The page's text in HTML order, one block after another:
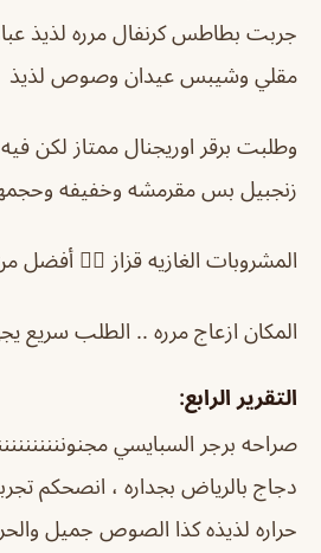
جربت بطاطس كرنفال مرره لذيذ
مقلي وشيبس عيدان وصوص لذيذ
وطلبت برقر اوريجنال ممتاز لكن فيه
زنجبيل بس مقرمشه وخفيفه
المشروبات الغازيه قزاز 👍🏻 أفضل
المكان ازعاج مرره .. الطلب سريع
التقرير الرابع:
صراحه برجر السبايسي
دجاج بالرياض بجداره ، انصحكم
حراره لذيذه كذا الصوص جميل